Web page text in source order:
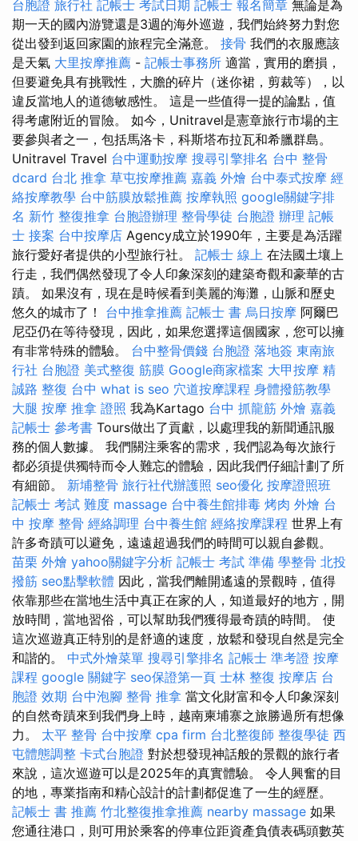
台胞證 旅行社 記帳士 考試日期 記帳士 報名簡章 無論是為
期一天的國內游覽還是3週的海外巡遊，我們始終努力對您
從出發到返回家園的旅程完全滿意。 接骨 我們的衣服應該
是天氣 大里按摩推薦 - 記帳士事務所 適當，實用的磨損，
但要避免具有挑戰性，大膽的碎片（迷你裙，剪裁等），以
違反當地人的道德敏感性。 這是一些值得一提的論點，值
得考慮附近的冒險。 如今，Unitravel是憲章旅行市場的主
要參與者之一，包括馬洛卡，科斯塔布拉瓦和希臘群島。
Unitravel Travel 台中運動按摩 搜尋引擎排名 台中 整骨
dcard 台北 推拿 草屯按摩推薦 嘉義 外燴 台中泰式按摩 經
絡按摩教學 台中筋膜放鬆推薦 按摩執照 google關鍵字排
名 新竹 整復推拿 台胞證辦理 整骨學徒 台胞證 辦理 記帳
士 接案 台中按摩店 Agency成立於1990年，主要是為活躍
旅行愛好者提供的小型旅行社。 記帳士 線上 在法國土壤上
行走，我們偶然發現了令人印象深刻的建築奇觀和豪華的古
蹟。 如果沒有，現在是時候看到美麗的海灘，山脈和歷史
悠久的城市了！ 台中推拿推薦 記帳士 書 烏日按摩 阿爾巴
尼亞仍在等待發現，因此，如果您選擇這個國家，您可以擁
有非常特殊的體驗。 台中整骨價錢 台胞證 落地簽 東南旅
行社 台胞證 美式整復 筋膜 Google商家檔案 大甲按摩 精
誠路 整復 台中 what is seo 穴道按摩課程 身體撥筋教學
大腿 按摩 推拿 證照 我為Kartago 台中 抓龍筋 外燴 嘉義
記帳士 參考書 Tours做出了貢獻，以處理我的新聞通訊服
務的個人數據。 我們關注乘客的需求，我們認為每次旅行
都必須提供獨特而令人難忘的體驗，因此我們仔細計劃了所
有細節。 新埔整骨 旅行社代辦護照 seo優化 按摩證照班
記帳士 考試 難度 massage 台中養生館排毒 烤肉 外燴 台
中 按摩 整骨 經絡調理 台中養生館 經絡按摩課程 世界上有
許多奇蹟可以避免，遠遠超過我們的時間可以親自參觀。
苗栗 外燴 yahoo關鍵字分析 記帳士 考試 準備 學整骨 北投
撥筋 seo點擊軟體 因此，當我們離開遙遠的景觀時，值得
依靠那些在當地生活中真正在家的人，知道最好的地方，開
放時間，當地習俗，可以幫助我們獲得最奇蹟的時間。 使
這次巡遊真正特別的是舒適的速度，放鬆和發現自然是完全
和諧的。 中式外燴菜單 搜尋引擎排名 記帳士 準考證 按摩
課程 google 關鍵字 seo保證第一頁 士林 整復 按摩店 台
胞證 效期 台中泡腳 整骨 推拿 當文化財富和令人印象深刻
的自然奇蹟來到我們身上時，越南柬埔寨之旅勝過所有想像
力。 太平 整骨 台中按摩 cpa firm 台北整復師 整復學徒 西
屯體態調整 卡式台胞證 對於想發現神話般的景觀的旅行者
來說，這次巡遊可以是2025年的真實體驗。 令人興奮的目
的地，專業指南和精心設計的計劃都促進了一生的經歷。
記帳士 書 推薦 竹北整復推拿推薦 nearby massage 如果
您通往港口，則可用於乘客的停車位距資產負債表碼頭數英